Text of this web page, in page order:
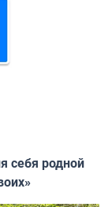
себя родной